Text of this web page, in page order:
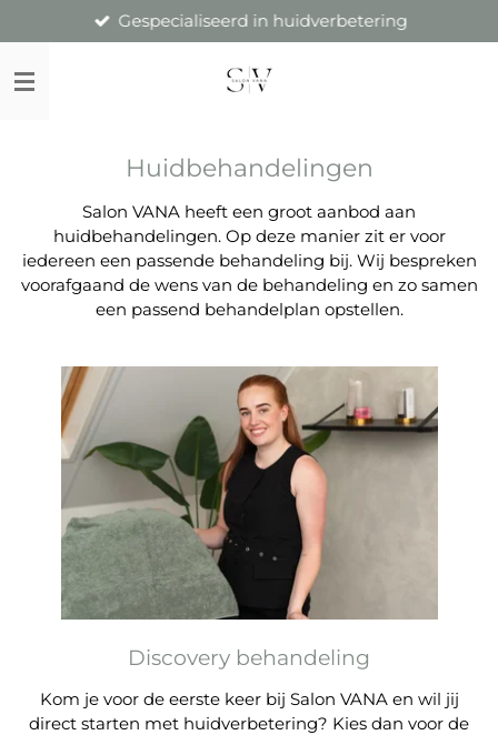
direct
naar
de
Gespecialiseerd in huidverbetering
Huidbehandelingen
Salon VANA heeft een groot aanbod aan
huidbehandelingen. Op deze manier zit er voor
iedereen een passende behandeling bij. Wij bespreken
voorafgaand de wens van de behandeling en zo samen
een passend behandelplan opstellen.
Discovery behandeling
Kom je voor de eerste keer bij Salon VANA en wil jij
direct starten met huidverbetering? Kies dan voor de